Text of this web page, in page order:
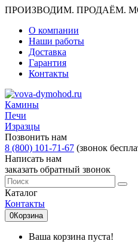
ПРОИЗВОДИМ. ПРОДАЁМ.
О компании
Наши работы
Доставка
Гарантия
Контакты
Камины
Печи
Изразцы
Позвонить нам
8 (800) 101-71-67 (звонок
Написать нам
заказать обратный звонок
Каталог
Контакты
0Корзина
Ваша корзина пуста!